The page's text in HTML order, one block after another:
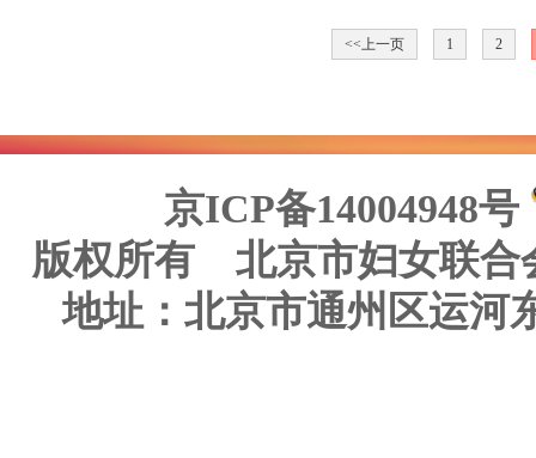
<<上一页 1 2
京ICP备14004948号
版权所有 北京市妇女联合
地址：北京市通州区运河